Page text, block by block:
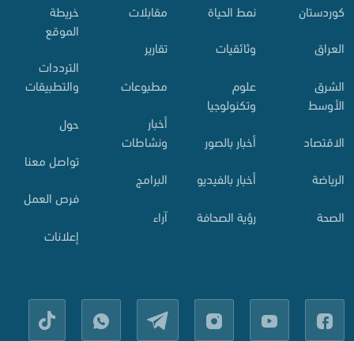
کوردستان
العراق
الشرق
الأوسط
الاقتصاد
الرياضة
الصحة
نمط الحياة
وثائقيات
علوم
وتكنولوجيا
أخبار بالصور
أخبار بالفيديو
رؤية الصحافة
مقابلات
تقارير
مطبوعات
أخبار
ونشاطات
البرامج
آراء
خريطة
الموقع
الترددات
والتطبيقات
حول
تواصل معنا
فرص العمل
إعلانات